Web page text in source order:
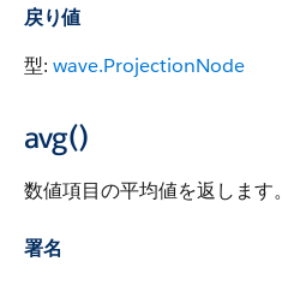
戻り値
型: wave.ProjectionNode
avg()
数値項目の平均値を返します。
署名